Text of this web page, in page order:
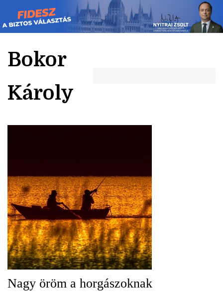
Skip
to
content
Bokor
Károly
Nagy öröm a horgászoknak